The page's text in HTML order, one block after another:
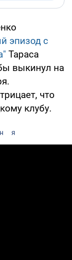
эпизод с
Тараса
выкинул на
что
клубу.